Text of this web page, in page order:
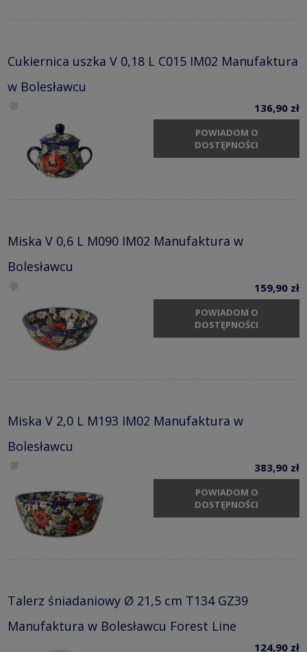
Cukiernica uszka V 0,18 L C015 IM02 Manufaktura
w Bolesławcu
136,90 zł
POWIADOM O
DOSTĘPNOŚCI
Miska V 0,6 L M090 IM02 Manufaktura w
Bolesławcu
159,90 zł
POWIADOM O
DOSTĘPNOŚCI
Miska V 2,0 L M193 IM02 Manufaktura w
Bolesławcu
383,90 zł
POWIADOM O
DOSTĘPNOŚCI
Talerz śniadaniowy Ø 21,5 cm T134 GZ39
Manufaktura w Bolesławcu Forest Line
124,90 zł